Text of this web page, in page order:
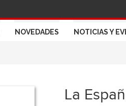
NOVEDADES NOTICIAS Y
La